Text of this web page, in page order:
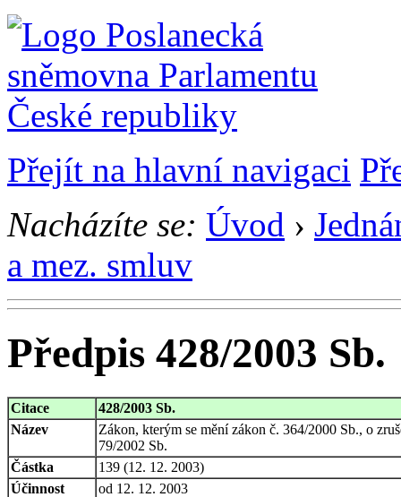
Přejít na hlavní navigaci
Nacházíte se: Úvod ›
a mez. smluv
Předpis 428/2003 Sb.
Citace
428/2003 Sb.
Název
Zákon, kterým se mění zákon č. 364/2000 Sb., o
79/2002 Sb.
Částka
139 (12. 12. 2003)
Účinnost
od 12. 12. 2003